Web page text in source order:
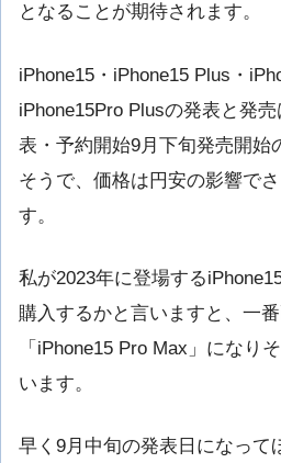
となることが期待されます。
iPhone15・iPhone15 Plus・
iPhone15Pro Plusの発表と発
表・予約開始9月下旬発売開始
そうで、価格は円安の影響で
す。
私が2023年に登場する
購入するかと言いますと、一
「iPhone15 Pro Max」になり
います。
早く9月中旬の発表日になって